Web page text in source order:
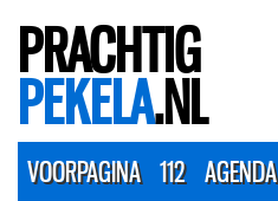
PRACHTIG
PEKELA.NL
VOORPAGINA 112 AGENDA